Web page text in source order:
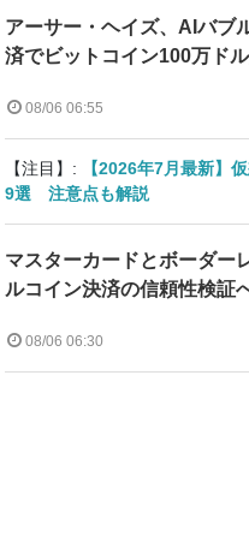
アーサー・ヘイズ、AIバブ
済でビットコイン100万ド
08/06 06:55
【注目】:
【2026年7月最新】
9選 注意点も解説
マスターカードとボーダー
ルコイン決済の信頼性検証
08/06 06:30